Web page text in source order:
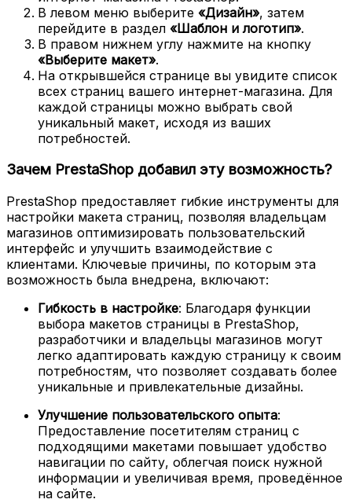
В левом меню выберите «Дизайн», затем
перейдите в раздел «Шаблон и логотип».
В правом нижнем углу нажмите на кнопку
«Выберите макет».
На открывшейся странице вы увидите список
всех страниц вашего интернет-магазина. Для
каждой страницы можно выбрать свой
уникальный макет, исходя из ваших
потребностей.
Зачем PrestaShop добавил эту возможность?
PrestaShop предоставляет гибкие инструменты для
настройки макета страниц, позволяя владельцам
магазинов оптимизировать пользовательский
интерфейс и улучшить взаимодействие с
клиентами. Ключевые причины, по которым эта
возможность была внедрена, включают:
Гибкость в настройке: Благодаря функции
выбора макетов страницы в PrestaShop,
разработчики и владельцы магазинов могут
легко адаптировать каждую страницу к своим
потребностям, что позволяет создавать более
уникальные и привлекательные дизайны.
Улучшение пользовательского опыта:
Предоставление посетителям страниц с
подходящими макетами повышает удобство
навигации по сайту, облегчая поиск нужной
информации и увеличивая время, проведённое
на сайте.